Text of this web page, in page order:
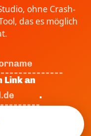
ohne Crash-
das es möglich
Link an
.